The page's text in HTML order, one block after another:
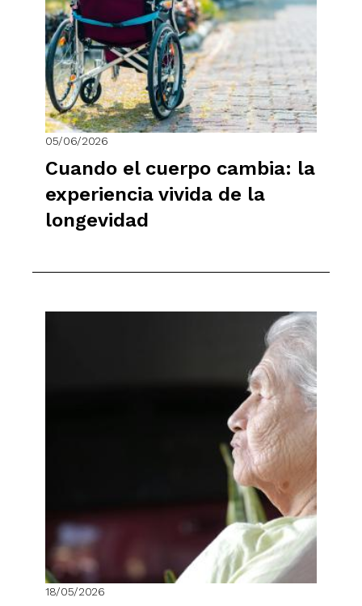
05/06/2026
Cuando el cuerpo cambia: la
experiencia vivida de la
longevidad
18/05/2026